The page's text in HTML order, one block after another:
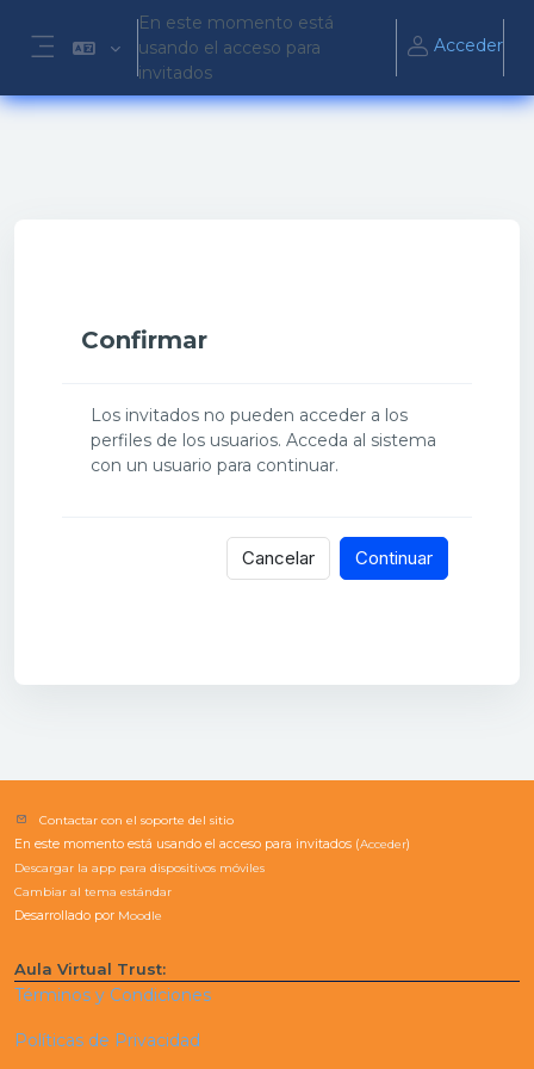
Salta al contenido principal
Panel lateral
En este momento está
usando el acceso para
invitados
Acceder
Confirmar
Los invitados no pueden acceder a los
perfiles de los usuarios. Acceda al sistema
con un usuario para continuar.
Cancelar Continuar
Contactar con el soporte del sitio
En este momento está usando el acceso para invitados (Acceder)
Descargar la app para dispositivos móviles
Cambiar al tema estándar
Desarrollado por Moodle
Aula Virtual Trust:
Términos y Condiciones
Políticas de Privacidad